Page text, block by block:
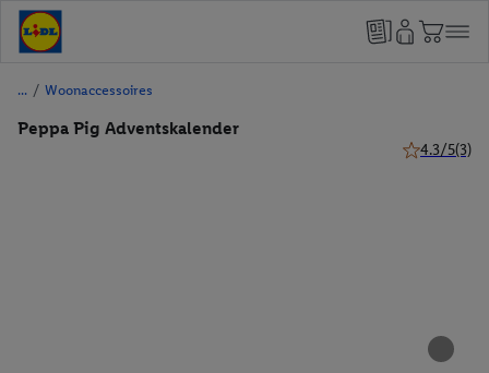
/ Woonaccessoires
Peppa Pig Adventskalender
4.3/5(3)